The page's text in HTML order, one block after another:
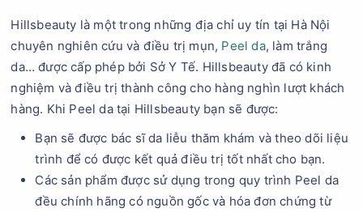
Hillsbeauty là một trong những địa chỉ uy tín tại Hà Nội
chuyên nghiên cứu và điều trị mụn, Peel da, làm trắng
da… được cấp phép bởi Sở Y Tế. Hillsbeauty đã có kinh
nghiệm và điều trị thành công cho hàng nghìn lượt khách
hàng. Khi Peel da tại Hillsbeauty bạn sẽ được:
Bạn sẽ được bác sĩ da liễu thăm khám và theo dõi liệu
trình để có được kết quả điều trị tốt nhất cho bạn.
Các sản phẩm được sử dụng trong quy trình Peel da
đều chính hãng có nguồn gốc và hóa đơn chứng từ